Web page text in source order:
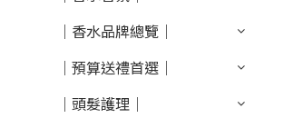
｜香水品牌總覽｜
｜預算送禮首選｜
｜頭髮護理｜